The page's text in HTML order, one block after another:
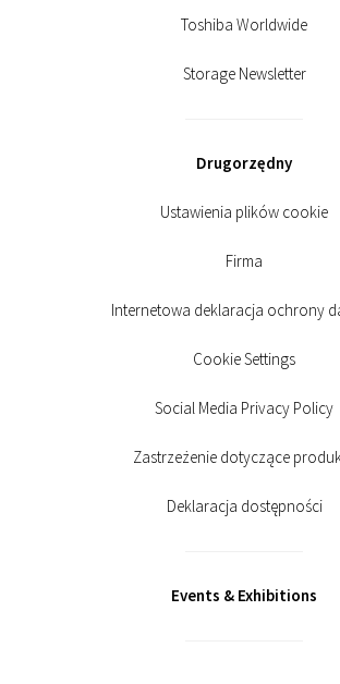
Toshiba Worldwide
Storage Newsletter
Drugorzędny
Ustawienia plików cookie
Firma
Internetowa deklaracja ochrony
Cookie Settings
Social Media Privacy Policy
Zastrzeżenie dotyczące
Deklaracja dostępności
Events & Exhibitions